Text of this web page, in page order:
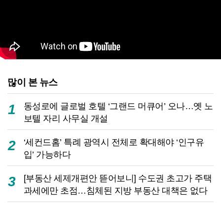
많이 본 뉴스
1
동성로에 글로벌 호텔 ‘그랜드 머큐어’ 오나…옛 노
보텔 자리 사무실 개설
2
‘세컨드홈’ 특례 광역시 전체로 확대해야 ‘인구유
입’ 가능하다
3
[부동산 세제개편안 뜯어보니] 수도권 초고가 주택
과세에만 초점…침체된 지방 부동산 대책은 없다